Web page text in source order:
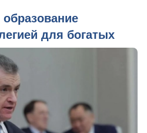
для богатых